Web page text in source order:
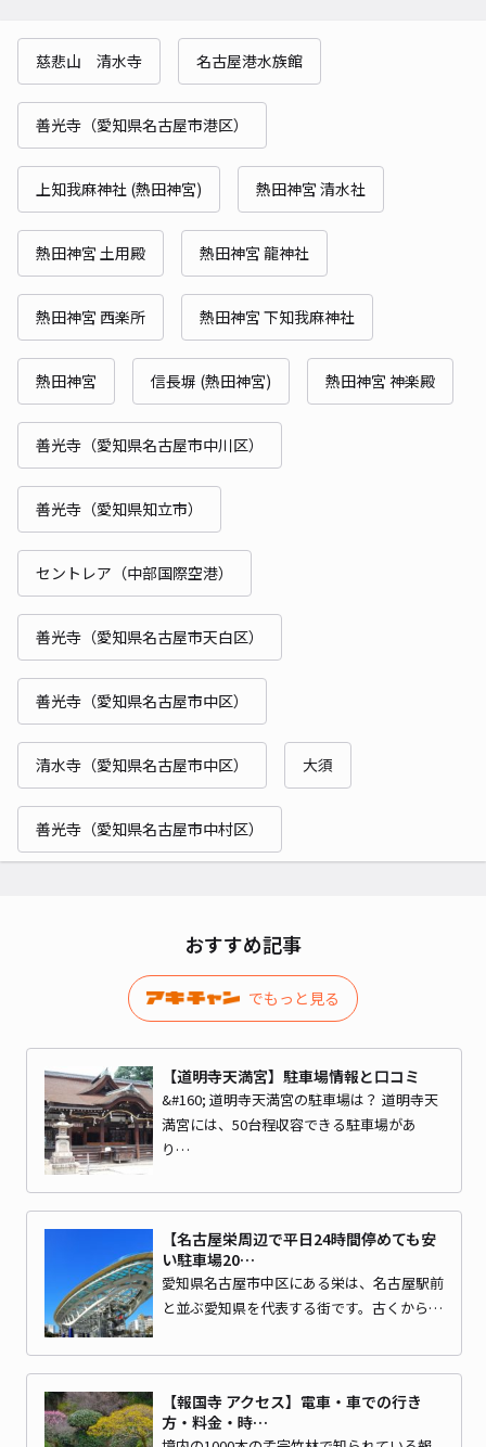
慈悲山 清水寺 名古屋港水族館
善光寺（愛知県名古屋市港区）
上知我麻神社 (熱田神宮) 熱田神宮 清水社
熱田神宮 土用殿 熱田神宮 龍神社
熱田神宮 西楽所 熱田神宮 下知我麻神社
熱田神宮 信長塀 (熱田神宮) 熱田神宮 神楽殿
善光寺（愛知県名古屋市中川区）
善光寺（愛知県知立市）
セントレア（中部国際空港）
善光寺（愛知県名古屋市天白区）
善光寺（愛知県名古屋市中区）
清水寺（愛知県名古屋市中区） 大須
善光寺（愛知県名古屋市中村区）
おすすめ記事
でもっと見る
【道明寺天満宮】駐車場情報と口コミ
&#160; 道明寺天満宮の駐車場は？ 道明寺天
満宮には、50台程収容できる駐車場があ
り…
【名古屋栄周辺で平日24時間停めても安
い駐車場20…
愛知県名古屋市中区にある栄は、名古屋駅前
と並ぶ愛知県を代表する街です。古くから…
【報国寺 アクセス】電車・車での行き
方・料金・時…